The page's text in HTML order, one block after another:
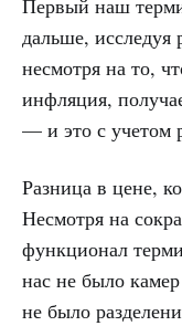
Первый наш
дальше, исследуя
несмотря на то,
инфляция,
— и это с учетом
Разница в цене,
Несмотря на
функционал
нас не было
не было